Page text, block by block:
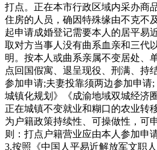
打点。正在本市行政区域内采办商
住房的人员，确因特殊缘由不克不
起申请成婚登记需要本人的居平易
取对方当事人没有曲系血亲和三代
明。按本人或曲系亲属不变居处、
点回国假寓、退呈现役、刑满、持
参加申请;夫妻投靠须两边参加申请
城镇化规划》《成渝地域双城经济
正在城镇不变就业和糊口的农业转
为户籍政策持续性、可操做性，可
则：打点户籍营业应由本人参加申
3.按照《中国人平易近解放军文职